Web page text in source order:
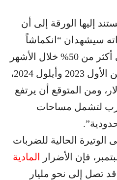
إليها الورقة إلى أن
سيشهدان “انكماشاً
كبيراً قد تصل نسبته إلى أكثر من 50% خلال الأشهر
الـ 12 الممتدة بين تشرين الأول 2023 وأيلول 2024،
ومن المتوقع أن يرتفع
لتشمل مساحات
الوتيرة الحالية للضربات
فإن الأضرار
المادية
تصل إلى نحو مليار